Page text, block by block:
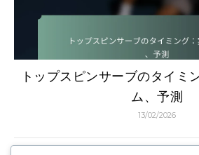
トップスピンサーブのタイミ
ム、予測
13/02/2026